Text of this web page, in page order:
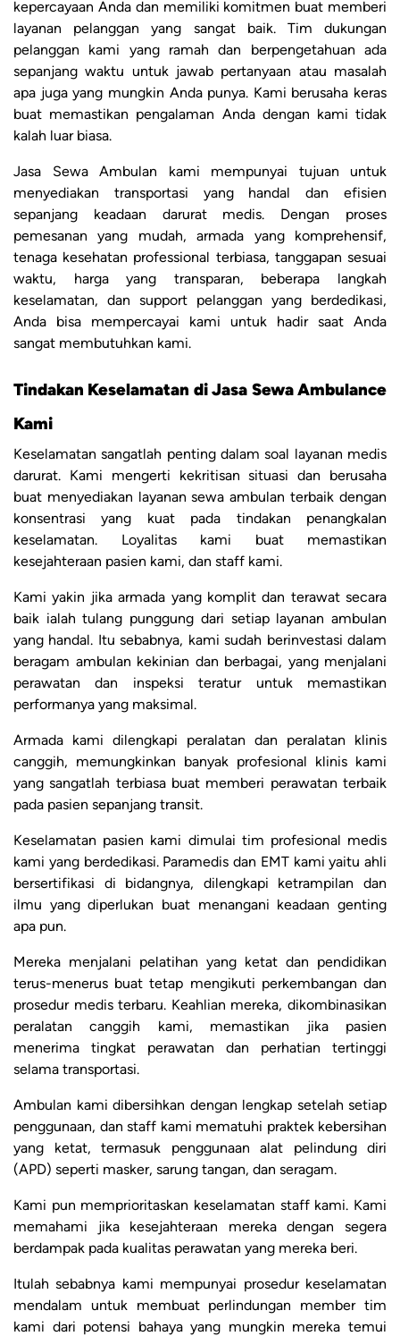
kepercayaan Anda dan memiliki komitmen buat memberi
layanan pelanggan yang sangat baik. Tim dukungan
pelanggan kami yang ramah dan berpengetahuan ada
sepanjang waktu untuk jawab pertanyaan atau masalah
apa juga yang mungkin Anda punya. Kami berusaha keras
buat memastikan pengalaman Anda dengan kami tidak
kalah luar biasa.
Jasa Sewa Ambulan kami mempunyai tujuan untuk
menyediakan transportasi yang handal dan efisien
sepanjang keadaan darurat medis. Dengan proses
pemesanan yang mudah, armada yang komprehensif,
tenaga kesehatan professional terbiasa, tanggapan sesuai
waktu, harga yang transparan, beberapa langkah
keselamatan, dan support pelanggan yang berdedikasi,
Anda bisa mempercayai kami untuk hadir saat Anda
sangat membutuhkan kami.
Tindakan Keselamatan di Jasa Sewa Ambulance
Kami
Keselamatan sangatlah penting dalam soal layanan medis
darurat. Kami mengerti kekritisan situasi dan berusaha
buat menyediakan layanan sewa ambulan terbaik dengan
konsentrasi yang kuat pada tindakan penangkalan
keselamatan. Loyalitas kami buat memastikan
kesejahteraan pasien kami, dan staff kami.
Kami yakin jika armada yang komplit dan terawat secara
baik ialah tulang punggung dari setiap layanan ambulan
yang handal. Itu sebabnya, kami sudah berinvestasi dalam
beragam ambulan kekinian dan berbagai, yang menjalani
perawatan dan inspeksi teratur untuk memastikan
performanya yang maksimal.
Armada kami dilengkapi peralatan dan peralatan klinis
canggih, memungkinkan banyak profesional klinis kami
yang sangatlah terbiasa buat memberi perawatan terbaik
pada pasien sepanjang transit.
Keselamatan pasien kami dimulai tim profesional medis
kami yang berdedikasi. Paramedis dan EMT kami yaitu ahli
bersertifikasi di bidangnya, dilengkapi ketrampilan dan
ilmu yang diperlukan buat menangani keadaan genting
apa pun.
Mereka menjalani pelatihan yang ketat dan pendidikan
terus-menerus buat tetap mengikuti perkembangan dan
prosedur medis terbaru. Keahlian mereka, dikombinasikan
peralatan canggih kami, memastikan jika pasien
menerima tingkat perawatan dan perhatian tertinggi
selama transportasi.
Ambulan kami dibersihkan dengan lengkap setelah setiap
penggunaan, dan staff kami mematuhi praktek kebersihan
yang ketat, termasuk penggunaan alat pelindung diri
(APD) seperti masker, sarung tangan, dan seragam.
Kami pun memprioritaskan keselamatan staff kami. Kami
memahami jika kesejahteraan mereka dengan segera
berdampak pada kualitas perawatan yang mereka beri.
Itulah sebabnya kami mempunyai prosedur keselamatan
mendalam untuk membuat perlindungan member tim
kami dari potensi bahaya yang mungkin mereka temui